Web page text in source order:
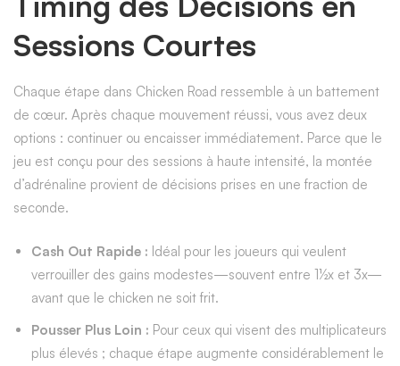
Sessions Courtes
Chaque étape dans Chicken Road ressemble à un battement
de cœur. Après chaque mouvement réussi, vous avez deux
options : continuer ou encaisser immédiatement. Parce que le
jeu est conçu pour des sessions à haute intensité, la montée
d’adrénaline provient de décisions prises en une fraction de
seconde.
Cash Out Rapide : Idéal pour les joueurs qui veulent
verrouiller des gains modestes—souvent entre 1½x et 3x—
avant que le chicken ne soit frit.
Pousser Plus Loin : Pour ceux qui visent des multiplicateurs
plus élevés ; chaque étape augmente considérablement le